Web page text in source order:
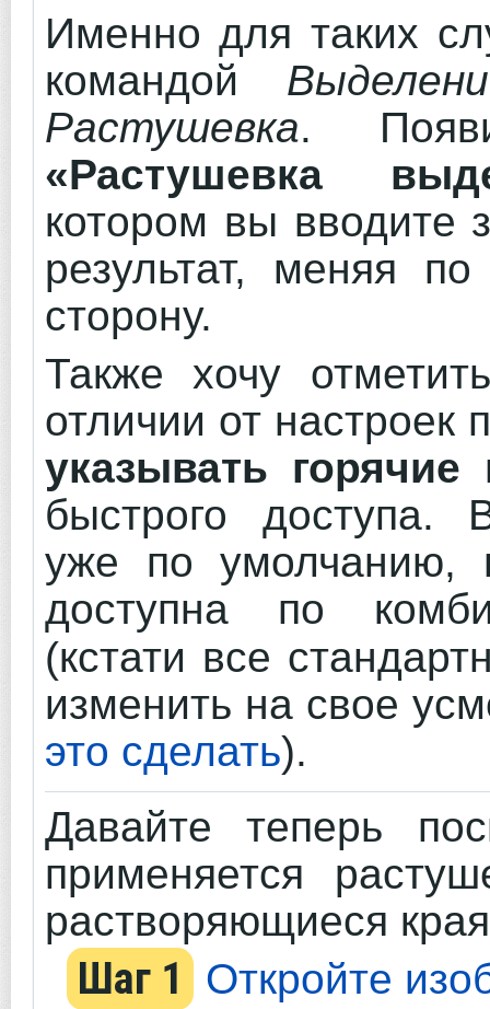
Именно для таких
командой
Растушевка.
«Растушевка
котором вы вводите
результат, меняя
сторону.
Также хочу
отличии от
указывать
быстрого
уже по умолчанию,
доступна по
(кстати все
изменить на свое
это сделать).
Давайте теперь
применяется
растворяющиеся
Шаг 1 Откройте